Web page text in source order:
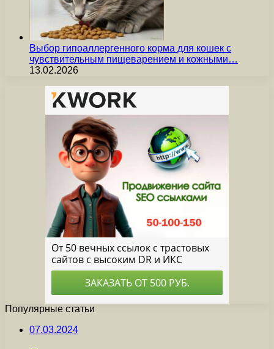
Выбор гипоаллергенного корма для кошек с
чувствительным пищеварением и кожными…
13.02.2026
Популярные статьи
07.03.2024